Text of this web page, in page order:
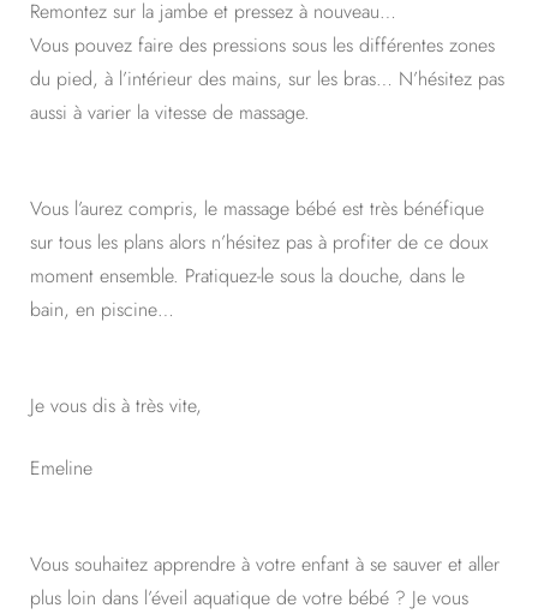
Remontez sur la jambe et pressez à nouveau…
Vous pouvez faire des pressions sous les différentes zones
du pied, à l’intérieur des mains, sur les bras… N’hésitez pas
aussi à varier la vitesse de massage.
Vous l’aurez compris, le massage bébé est très bénéfique
sur tous les plans alors n’hésitez pas à profiter de ce doux
moment ensemble. Pratiquez-le sous la douche, dans le
bain, en piscine…
Je vous dis à très vite,
Emeline
Vous souhaitez apprendre à votre enfant à se sauver et aller
plus loin dans l’éveil aquatique de votre bébé ? Je vous